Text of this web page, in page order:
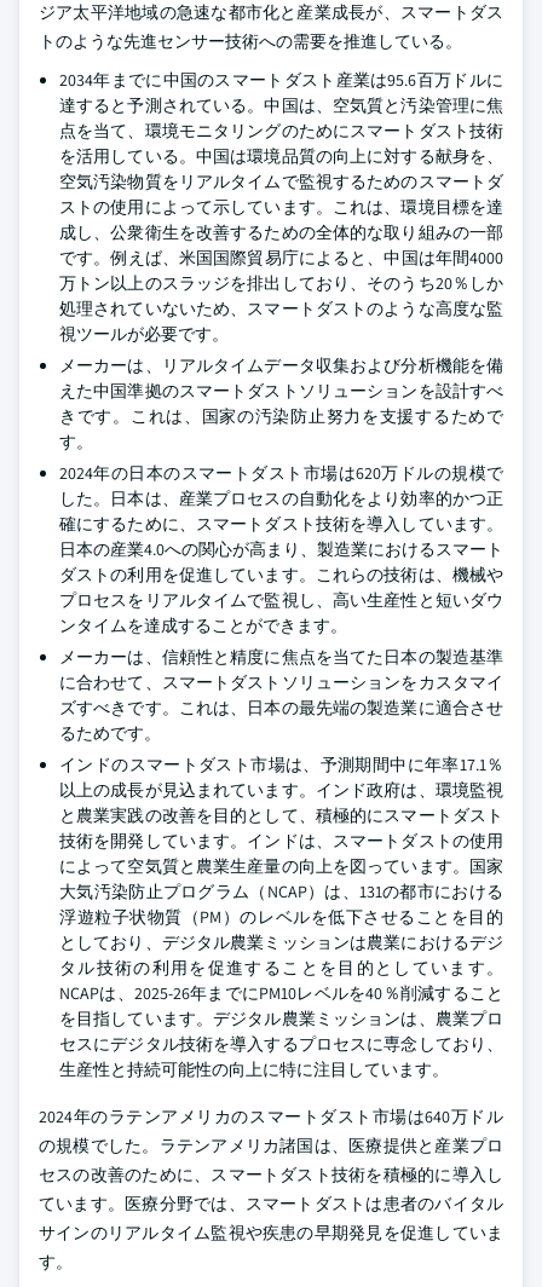
ジア太平洋地域の急速な都市化と産業成長が、スマートダス
トのような先進センサー技術への需要を推進している。
2034年までに中国のスマートダスト産業は95.6百万ドルに
達すると予測されている。中国は、空気質と汚染管理に焦
点を当て、環境モニタリングのためにスマートダスト技術
を活用している。中国は環境品質の向上に対する献身を、
空気汚染物質をリアルタイムで監視するためのスマートダ
ストの使用によって示しています。これは、環境目標を達
成し、公衆衛生を改善するための全体的な取り組みの一部
です。例えば、米国国際貿易庁によると、中国は年間4000
万トン以上のスラッジを排出しており、そのうち20％しか
処理されていないため、スマートダストのような高度な監
視ツールが必要です。
メーカーは、リアルタイムデータ収集および分析機能を備
えた中国準拠のスマートダストソリューションを設計すべ
きです。これは、国家の汚染防止努力を支援するためで
す。
2024年の日本のスマートダスト市場は620万ドルの規模で
した。日本は、産業プロセスの自動化をより効率的かつ正
確にするために、スマートダスト技術を導入しています。
日本の産業4.0への関心が高まり、製造業におけるスマート
ダストの利用を促進しています。これらの技術は、機械や
プロセスをリアルタイムで監視し、高い生産性と短いダウ
ンタイムを達成することができます。
メーカーは、信頼性と精度に焦点を当てた日本の製造基準
に合わせて、スマートダストソリューションをカスタマイ
ズすべきです。これは、日本の最先端の製造業に適合させ
るためです。
インドのスマートダスト市場は、予測期間中に年率17.1％
以上の成長が見込まれています。インド政府は、環境監視
と農業実践の改善を目的として、積極的にスマートダスト
技術を開発しています。インドは、スマートダストの使用
によって空気質と農業生産量の向上を図っています。国家
大気汚染防止プログラム（NCAP）は、131の都市における
浮遊粒子状物質（PM）のレベルを低下させることを目的
としており、デジタル農業ミッションは農業におけるデジ
タル技術の利用を促進することを目的としています。
NCAPは、2025-26年までにPM10レベルを40％削減すること
を目指しています。デジタル農業ミッションは、農業プロ
セスにデジタル技術を導入するプロセスに専念しており、
生産性と持続可能性の向上に特に注目しています。
2024年のラテンアメリカのスマートダスト市場は640万ドル
の規模でした。ラテンアメリカ諸国は、医療提供と産業プロ
セスの改善のために、スマートダスト技術を積極的に導入し
ています。医療分野では、スマートダストは患者のバイタル
サインのリアルタイム監視や疾患の早期発見を促進していま
す。